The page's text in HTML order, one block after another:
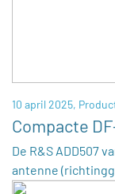
10 april 2025,
Compacte
De R&S ADD507
antenne